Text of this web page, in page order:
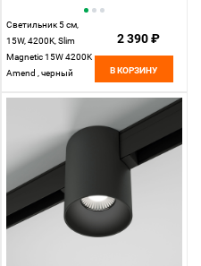
Светильник 5 см,
15W, 4200K, Slim
Magnetic 15W 4200K
Amend , черный
2 390 ₽
В КОРЗИНУ